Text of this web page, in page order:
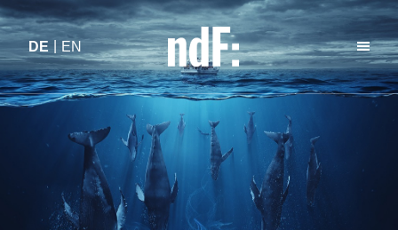
DE EN